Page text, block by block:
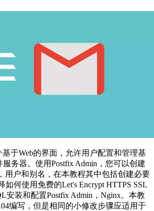
基于Web的界面，允许用户配置和管理基
服务器。使用Postfix Admin，您可以创建
用户和别名，在本教程其中包括创建必要
如何使用免费的Let's Encrypt HTTPS SSL
安装和配置Postfix Admin，Nginx。本教
编写，但是相同的小修改步骤应适用于